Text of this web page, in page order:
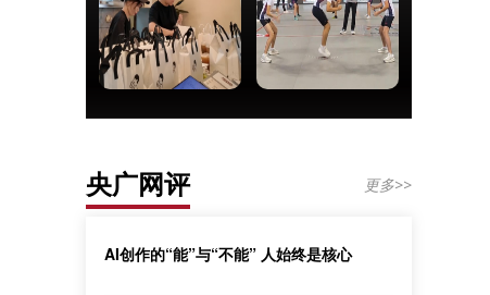
央广网评 更多>>
AI创作的“能”与“不能” 人始终是核心